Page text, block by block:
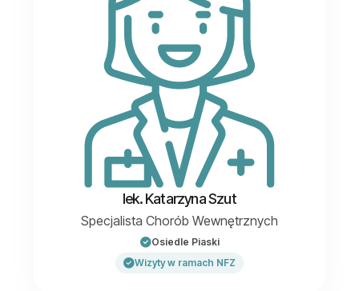
lek. Katarzyna Szut
Specjalista Chorób Wewnętrznych
Osiedle Piaski
Wizyty w ramach NFZ